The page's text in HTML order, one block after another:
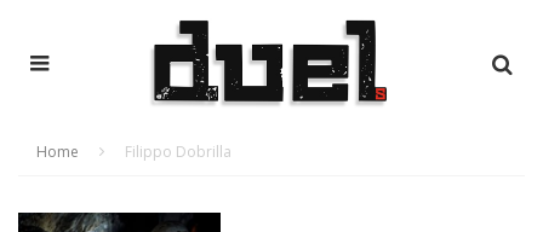
Home Filippo Dobrilla